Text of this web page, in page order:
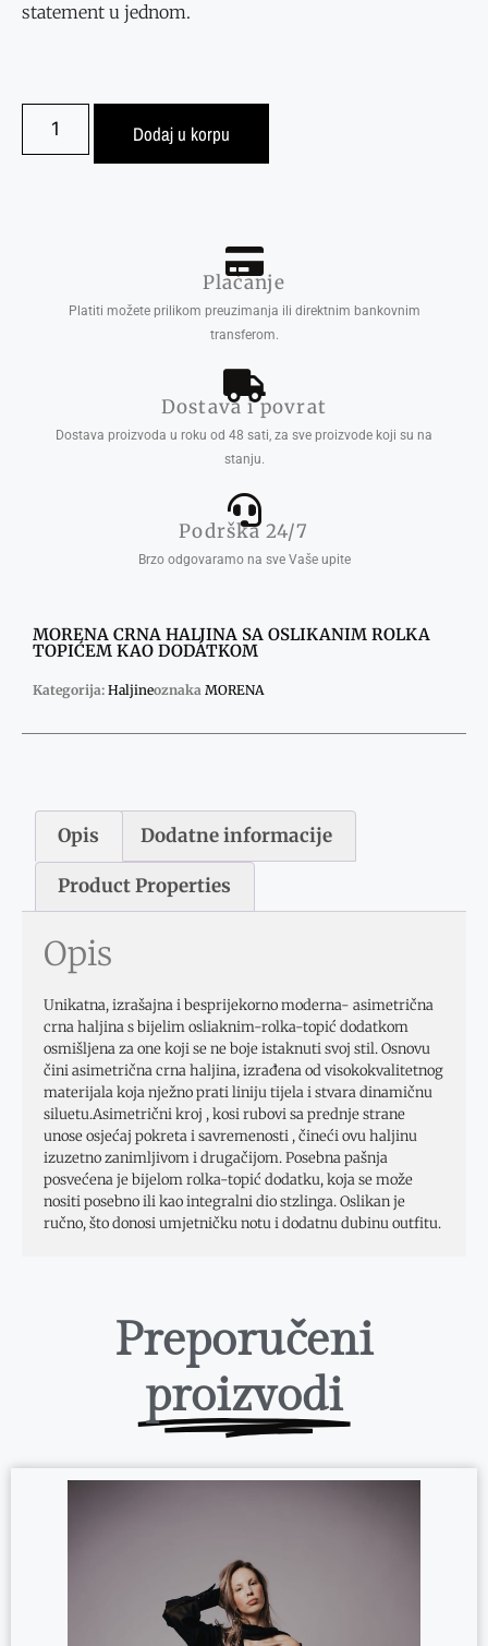
statement u jednom.
Dodaj u korpu
Plaćanje
Platiti možete prilikom preuzimanja ili direktnim bankovnim
transferom.
Dostava i povrat
Dostava proizvoda u roku od 48 sati, za sve proizvode koji su na
stanju.
Podrška 24/7
Brzo odgovaramo na sve Vaše upite
MORENA CRNA HALJINA SA OSLIKANIM ROLKA
TOPIĆEM KAO DODATKOM
Kategorija: Haljineoznaka MORENA
Opis Dodatne informacije
Product Properties
Opis
Unikatna, izrašajna i besprijekorno moderna- asimetrična
crna haljina s bijelim osliaknim-rolka-topić dodatkom
osmišljena za one koji se ne boje istaknuti svoj stil. Osnovu
čini asimetrična crna haljina, izrađena od visokokvalitetnog
materijala koja nježno prati liniju tijela i stvara dinamičnu
siluetu.Asimetrični kroj , kosi rubovi sa prednje strane
unose osjećaj pokreta i savremenosti , čineći ovu haljinu
izuzetno zanimljivom i drugačijom. Posebna pašnja
posvećena je bijelom rolka-topić dodatku, koja se može
nositi posebno ili kao integralni dio stzlinga. Oslikan je
ručno, što donosi umjetničku notu i dodatnu dubinu outfitu.
Preporučeni
proizvodi